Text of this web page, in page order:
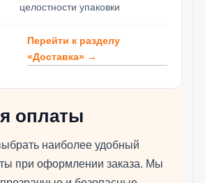
целостности упаковки
Перейти к разделу
«Доставка» →
оплаты
наиболее удобный
при оформлении заказа. Мы